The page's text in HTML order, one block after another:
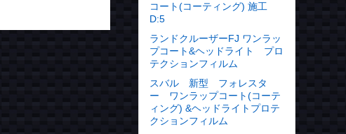
コート(コーティング) 施工
D:5
ランドクルーザーFJ ワンラッ
プコート&ヘッドライト プロ
テクションフィルム
スバル 新型 フォレスタ
ー ワンラップコート(コーテ
ィング) &ヘッドライトプロテ
クションフィルム